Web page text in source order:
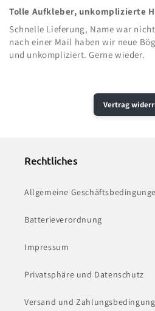
Tolle Aufkleber, unkomplizierte
Schnelle Lieferung, Name war
nach einer Mail haben wir neue
und unkompliziert. Gerne wieder.
Vertrag
Rechtliches
Allgemeine
Batterieverordnung
Impressum
Privatsphäre und Datenschutz
Versand und